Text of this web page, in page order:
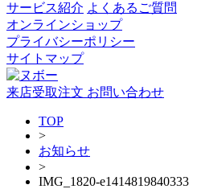
サービス紹介 よくあるご質問
オンラインショップ
プライバシーポリシー
サイトマップ
来店受取注文 お問い合わせ
TOP
>
お知らせ
>
IMG_1820-e1414819840333